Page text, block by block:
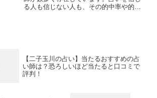
る人も信じない人も、その的中率や的確
らの占いの特徴や人気の秘密に迫りま
す。
【二子玉川の占い】当たるおすすめの占
い師は？恐ろしいほど当たると口コミで
評判！